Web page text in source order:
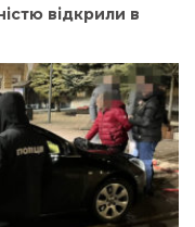
відкрили в